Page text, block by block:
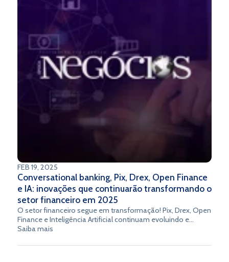
FEB 19, 2025
Conversational banking, Pix, Drex, Open Finance
e IA: inovações que continuarão transformando o
setor financeiro em 2025
O setor financeiro segue em transformação! Pix, Drex, Open
Finance e Inteligência Artificial continuam evoluindo e
redefinindo a experiência dos clientes. No centro dessa
atendimento mais rápido, inteligente e personalizado.
Saiba mais